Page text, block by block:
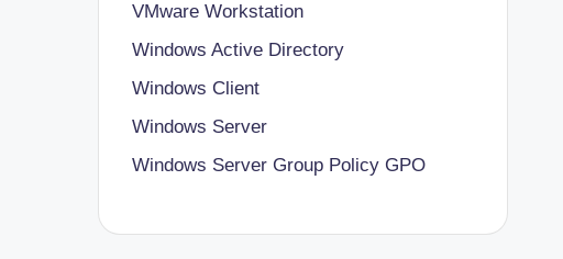
VMware Workstation
Windows Active Directory
Windows Client
Windows Server
Windows Server Group Policy GPO